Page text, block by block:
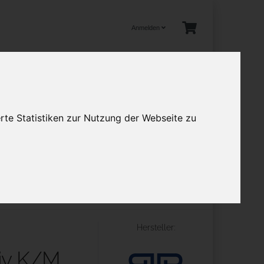
Statistiken zur Nutzung der Webseite zu
Anmelden
Hersteller: